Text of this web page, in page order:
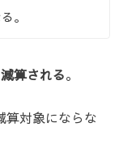
。
算される。
対象にならな